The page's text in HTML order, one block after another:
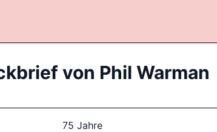
von Phil Warman
75 Jahre